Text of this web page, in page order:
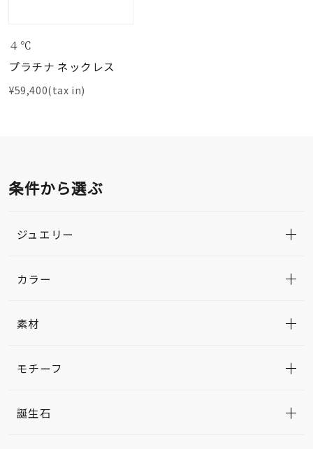
４℃
プラチナ ネックレス
¥59,400(tax in)
条件から選ぶ
ジュエリー
カラー
素材
モチーフ
誕生石